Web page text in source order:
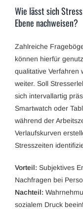
Wie lässt sich
Ebene nachweisen?
Zahlreiche
können hierfür
qualitative Verfahren
weiter. Soll
sich intervallartig
Smartwatch oder
während der
Verlaufskurven
Stresszeiten
Vorteil: Subjektives
Nachfragen bei
Nachteil:
sozialem Druck